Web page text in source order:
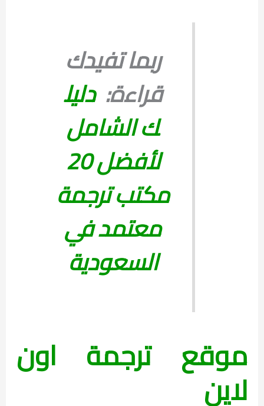
ربما تفيدك
قراءة:دليل
ك الشامل
لأفضل 20
مكتب ترجمة
معتمد في
السعودية
موقع ترجمة اون
لاين